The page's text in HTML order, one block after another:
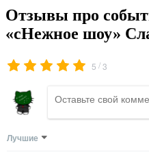
Отзывы про
«сНежное шоу»
5 /3
Лучшие